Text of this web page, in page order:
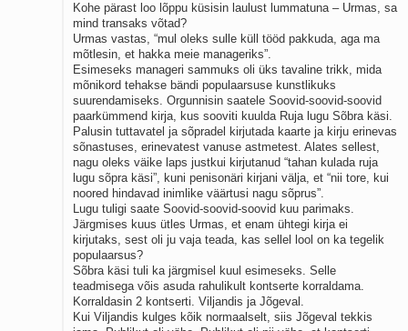
Kohe pärast loo lõppu küsisin laulust lummatuna – Urmas, sa
mind transaks võtad?
Urmas vastas, “mul oleks sulle küll tööd pakkuda, aga ma
mõtlesin, et hakka meie manageriks”.
Esimeseks manageri sammuks oli üks tavaline trikk, mida
mõnikord tehakse bändi populaarsuse kunstlikuks
suurendamiseks. Orgunnisin saatele Soovid-soovid-soovid
paarkümmend kirja, kus sooviti kuulda Ruja lugu Sõbra käsi.
Palusin tuttavatel ja sõpradel kirjutada kaarte ja kirju erinevas
sõnastuses, erinevatest vanuse astmetest. Alates sellest,
nagu oleks väike laps justkui kirjutanud “tahan kulada ruja
lugu sõpra käsi”, kuni penisonäri kirjani välja, et “nii tore, kui
noored hindavad inimlike väärtusi nagu sõprus”.
Lugu tuligi saate Soovid-soovid-soovid kuu parimaks.
Järgmises kuus ütles Urmas, et enam ühtegi kirja ei
kirjutaks, sest oli ju vaja teada, kas sellel lool on ka tegelik
populaarsus?
Sõbra käsi tuli ka järgmisel kuul esimeseks. Selle
teadmisega võis asuda rahulikult kontserte korraldama.
Korraldasin 2 kontserti. Viljandis ja Jõgeval.
Kui Viljandis kulges kõik normaalselt, siis Jõgeval tekkis